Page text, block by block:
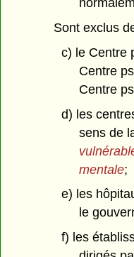
Sont exclus
c) le Centre
Centre
Centre
d) les
sens de
mentale;
e) les
le
f) les